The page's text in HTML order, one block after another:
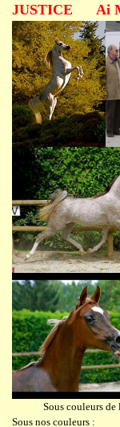
JUSTICE
Ai
Sous
Sous nos couleurs :